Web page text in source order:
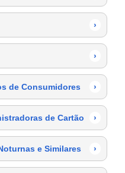
›
›
de Consumidores ›
de Cartão ›
e Similares ›